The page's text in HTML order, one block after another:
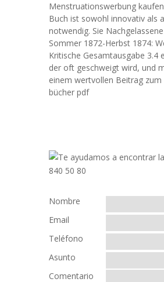
Menstruationswerbung
Buch ist sowohl innovativ als
notwendig. Sie
Sommer 1872-Herbst 1874:
Kritische Gesamtausgabe 3.4
der oft geschweigt wird, und
einem wertvollen Beitrag
bücher pdf
Nombre
Email
Teléfono
Asunto
Comentario